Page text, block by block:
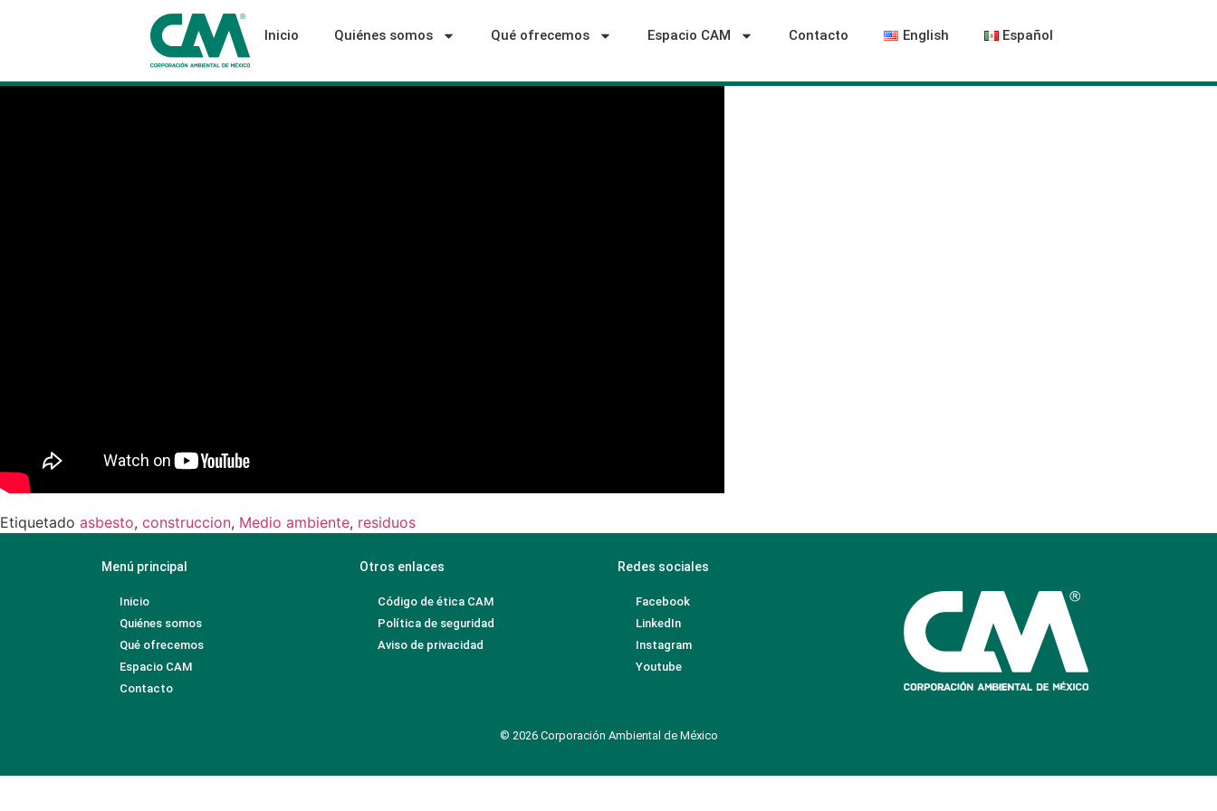
Inicio Quiénes somos Qué ofrecemos Espacio CAM Contacto English Español
Etiquetado asbesto, construccion, Medio ambiente, residuos
Menú principal Otros enlaces Redes sociales
Inicio
Quiénes somos
Qué ofrecemos
Espacio CAM
Contacto
Código de ética CAM
Política de seguridad
Aviso de privacidad
Facebook
LinkedIn
Instagram
Youtube
© 2026 Corporación Ambiental de México